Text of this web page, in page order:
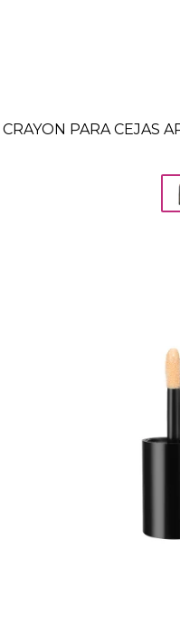
CRAYON PARA CEJAS